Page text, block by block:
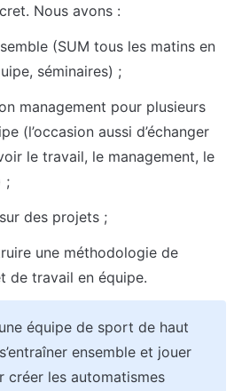
Nous avons :
(SUM tous les matins en
séminaires) ;
management pour plusieurs
(l’occasion aussi d’échanger
le travail, le management, le
;
des projets ;
une méthodologie de
de travail en équipe.
équipe de sport de haut
ensemble et jouer
créer les automatismes